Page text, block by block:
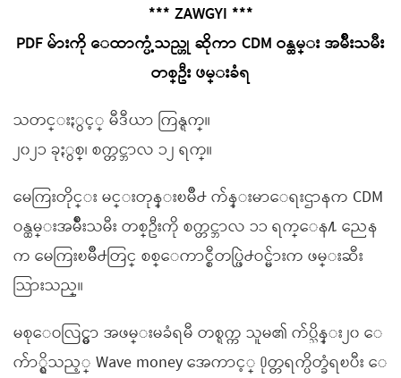
*** ZAWGYI ***
PDF မ်ားကို ေထာက္ပံ့သည္ဟု ဆိုကာ CDM ဝန္ထမ္း အမ်ိဳးသမီး
တစ္ဦး ဖမ္းခံရ
သတင္းႏွင့္ မီဒီယာ ကြန္ရက္။
၂၀၂၁ ခုႏွစ္၊ စက္တင္ဘာလ ၁၂ ရက္။
မေကြးတိုင္း မင္းတုန္းၿမိဳ႕ က်န္းမာေရးဌာနက CDM
ဝန္ထမ္းအမ်ိဳးသမီး တစ္ဦးကို စက္တင္ဘာလ ၁၁ ရက္ေန႔ ညေန
က မေကြးၿမိဳ႕တြင္ စစ္ေကာင္စီတပ္ဖြဲ႕ဝင္မ်ားက ဖမ္းဆီး
သြားသည္။
မစုေဝလြင္မွာ အဖမ္းမခံရမီ တစ္ရက္က သူမ၏ က်ပ္သိန္း၂၀ ေ
က်ာ္ရွိသည့္ Wave money အေကာင့္ ႐ုတ္တရက္ပိတ္ခံရၿပီး ေ